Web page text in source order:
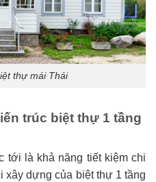
thự mái Thái
trúc biệt thự 1 tầng
tới là khả năng tiết kiệm chi
xây dựng của biệt thự 1 tầng